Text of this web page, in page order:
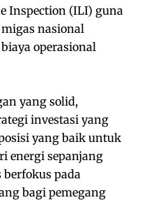
Inspection (ILI) guna
nasional
operasional
yang solid,
investasi yang
yang baik untuk
energi sepanjang
berfokus pada
bagi pemegang